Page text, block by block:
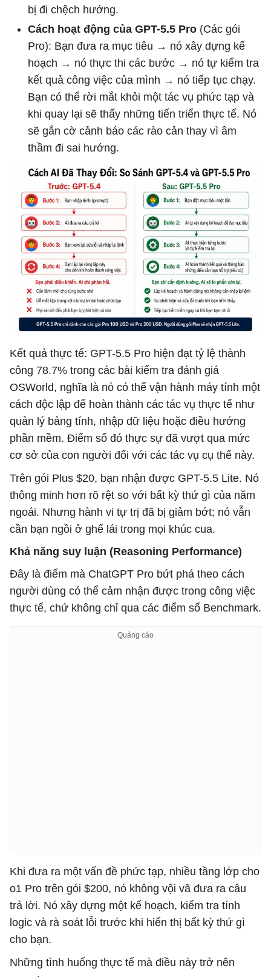
bị đi chệch hướng.
Cách hoạt động của GPT-5.5 Pro (Các gói
Pro): Bạn đưa ra mục tiêu → nó xây dựng kế
hoạch → nó thực thi các bước → nó tự kiểm tra
kết quả công việc của mình → nó tiếp tục chạy.
Bạn có thể rời mắt khỏi một tác vụ phức tạp và
khi quay lại sẽ thấy những tiến triển thực tế. Nó
sẽ gắn cờ cảnh báo các rào cản thay vì âm
thầm đi sai hướng.
Kết quả thực tế: GPT-5.5 Pro hiện đạt tỷ lệ thành
công 78.7% trong các bài kiểm tra đánh giá
OSWorld, nghĩa là nó có thể vận hành máy tính một
cách độc lập để hoàn thành các tác vụ thực tế như
quản lý bảng tính, nhập dữ liệu hoặc điều hướng
phần mềm. Điểm số đó thực sự đã vượt qua mức
cơ sở của con người đối với các tác vụ cụ thể này.
Trên gói Plus $20, bạn nhận được GPT-5.5 Lite. Nó
thông minh hơn rõ rệt so với bất kỳ thứ gì của năm
ngoái. Nhưng hành vi tự trị đã bị giảm bớt; nó vẫn
cần bạn ngồi ở ghế lái trong mọi khúc cua.
Khả năng suy luận (Reasoning Performance)
Đây là điểm mà ChatGPT Pro bứt phá theo cách
người dùng có thể cảm nhận được trong công việc
thực tế, chứ không chỉ qua các điểm số Benchmark.
Khi đưa ra một vấn đề phức tạp, nhiều tầng lớp cho
o1 Pro trên gói $200, nó không vội vã đưa ra câu
trả lời. Nó xây dựng một kế hoạch, kiểm tra tính
logic và rà soát lỗi trước khi hiển thị bất kỳ thứ gì
cho bạn.
Những tình huống thực tế mà điều này trở nên